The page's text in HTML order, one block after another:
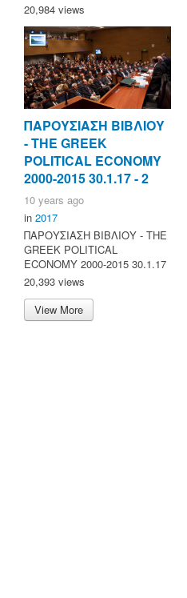
20,984 views
ΠΑΡΟΥΣΙΑΣΗ ΒΙΒΛΙΟΥ
- ΤΗΕ GREEK
POLITICAL ECONOMY
2000-2015 30.1.17 - 2
10 years ago
in 2017
ΠΑΡΟΥΣΙΑΣΗ ΒΙΒΛΙΟΥ - ΤΗΕ
GREEK POLITICAL
ECONOMY 2000-2015 30.1.17
20,393 views
View More